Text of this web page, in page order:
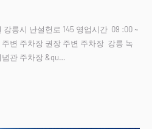
릉시 난설헌로 145 영업시간 09 :00 ~
변 주차장 권장 주변 주차장 강릉 녹
관 주차장 &qu…